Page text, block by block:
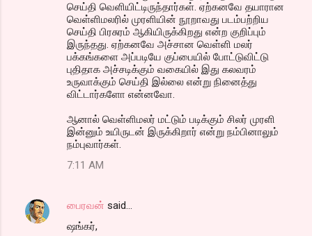
செய்தி வெளியிட்டிருந்தார்கள். ஏற்கனவே தயாரான
வெள்ளிமலரில் முரளியின் நூறாவது படம்பற்றிய
செய்தி பிரசுரம் ஆகியிருக்கிறது என்ற குறிப்பும்
இருந்தது. ஏற்கனவே அச்சான வெள்ளி மலர்
பக்கங்களை அப்படியே குப்பையில் போட்டுவிட்டு
புதிதாக அச்சடிக்கும் வகையில் இது கலவரம்
உருவாக்கும் செய்தி இல்லை என்று நினைத்து
விட்டார்களோ என்னவோ.
ஆனால் வெள்ளிமலர் மட்டும் படிக்கும் சிலர் முரளி
இன்னும் உயிருடன் இருக்கிறார் என்று நம்பினாலும்
நம்புவார்கள்.
7:11 AM
பைரவன் said…
ஷங்கர்,